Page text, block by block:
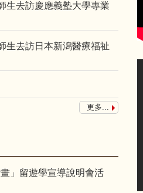
生去訪慶應義塾大學專業
生去訪日本新潟醫療福祉
更多...
」留遊學宣導說明會活